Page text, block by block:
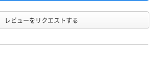
レビューをリクエストする